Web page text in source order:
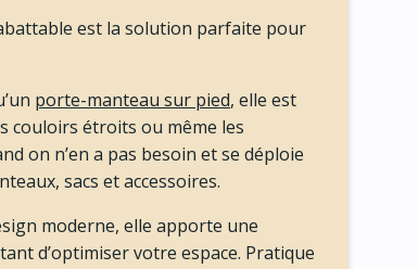
est la solution parfaite pour
porte-manteau sur pied, elle est
couloirs étroits ou même les
on n’en a pas besoin et se déploie
sacs et accessoires.
moderne, elle apporte une
d’optimiser votre espace. Pratique